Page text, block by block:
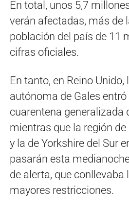
En total, unos 5,7
verán afectadas, más de
población del país de 11
cifras oficiales.
En tanto, en Reino Unido,
autónoma de Gales entró
cuarentena generalizada
mientras que la región
y la de Yorkshire del Sur
pasarán esta
de alerta, que conllevaba
mayores restricciones.